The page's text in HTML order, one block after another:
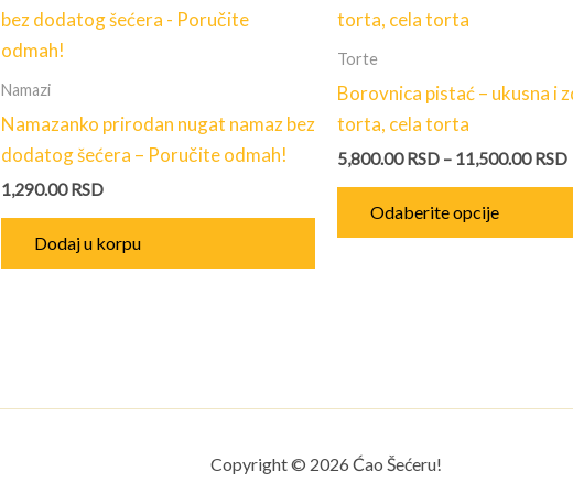
Namazi
Namazanko prirodan nugat namaz bez
dodatog šećera – Poručite odmah!
1,290.00RSD
Dodaj u korpu
Torte
Borovnica pistać – ukusna i
torta, cela torta
5,800.00RSD – 11,500.00RSD
Odaberite opcije
Copyright © 2026 Ćao Šećeru!